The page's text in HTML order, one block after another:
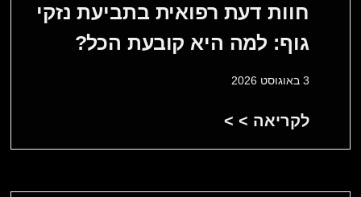
חוות דעת רפואית בתביעת נזקי
גוף: למה היא קובעת הכל?
3 באוגוסט 2026
לקריאה > >